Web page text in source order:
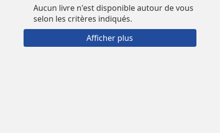
Aucun livre n'est disponible autour de vous
selon les critères indiqués.
Afficher plus